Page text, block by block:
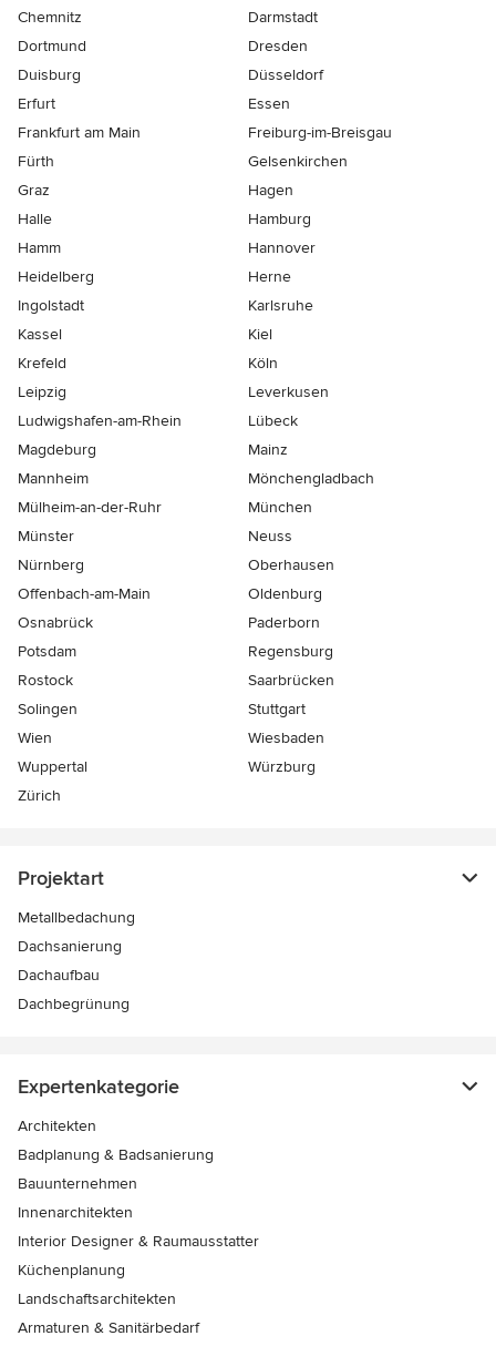
Chemnitz
Darmstadt
Dortmund
Dresden
Duisburg
Düsseldorf
Erfurt
Essen
Frankfurt am Main
Freiburg-im-Breisgau
Fürth
Gelsenkirchen
Graz
Hagen
Halle
Hamburg
Hamm
Hannover
Heidelberg
Herne
Ingolstadt
Karlsruhe
Kassel
Kiel
Krefeld
Köln
Leipzig
Leverkusen
Ludwigshafen-am-Rhein
Lübeck
Magdeburg
Mainz
Mannheim
Mönchen­gladbach
Mülheim-an-der-Ruhr
München
Münster
Neuss
Nürnberg
Oberhausen
Offenbach-am-Main
Oldenburg
Osnabrück
Paderborn
Potsdam
Regensburg
Rostock
Saarbrücken
Solingen
Stuttgart
Wien
Wiesbaden
Wuppertal
Würzburg
Zürich
Projektart
Metallbedachung
Dachsanierung
Dachaufbau
Dachbegrünung
Expertenkategorie
Architekten
Badplanung & Badsanierung
Bauunternehmen
Innenarchitekten
Interior Designer & Raumausstatter
Küchenplanung
Landschaftsarchitekten
Armaturen & Sanitärbedarf